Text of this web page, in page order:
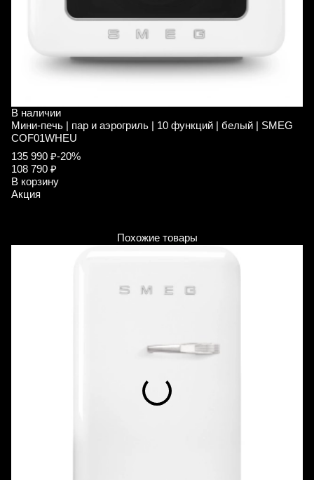
В наличии
Мини-печь | пар и аэрогриль | 10 функций | белый | SMEG
COF01WHEU
135 990 ₽-20%
108 790 ₽
В корзину
Акция
Похожие товары